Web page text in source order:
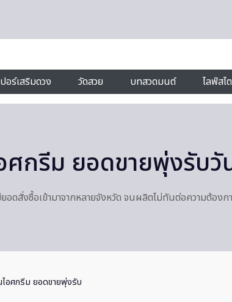
อร์เสริมดวง วัดสวย บทสวดมนต์ ไลฟ์สไ
ศกรีม ยอดขายพุ่งรับ
ดสั่งซื้อเข้ามาจากหลายจังหวัด จนผลิตไม่ทันต่อความต้อง
อศกรีม ยอดขายพุ่งรับ